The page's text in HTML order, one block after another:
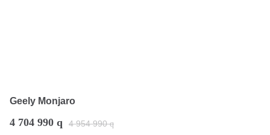
Geely Monjaro
4 704 990 q 4 954 990 q